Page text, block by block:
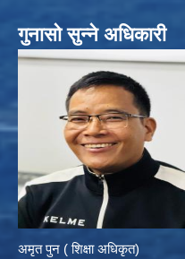
गुनासो सुन्ने अधिकारी
अमृत पुन ( शिक्षा अधिकृत)